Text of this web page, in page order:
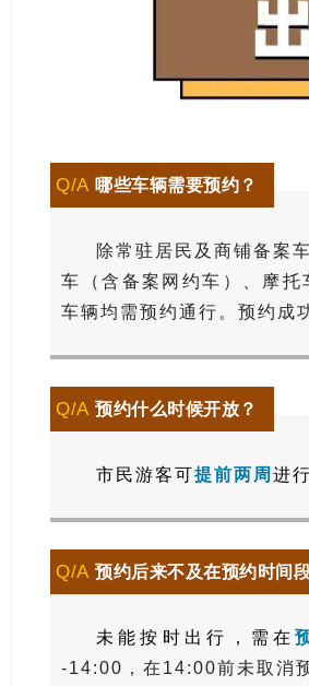
Q/A 哪些车辆需要预约？
除常驻居民及商铺备案
车（含备案网约车）、摩
车辆均需预约通行。预约成
Q/A 预约什么时候开放？
市民游客可提前两周 进
Q/A 预约后来不及在预约时间
未能按时出行，需在
-14:00，在14:00前未取消